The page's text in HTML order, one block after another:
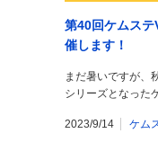
第40回ケムステ
催します！
まだ暑いですが、
シリーズとなった
2023/9/14 ケム